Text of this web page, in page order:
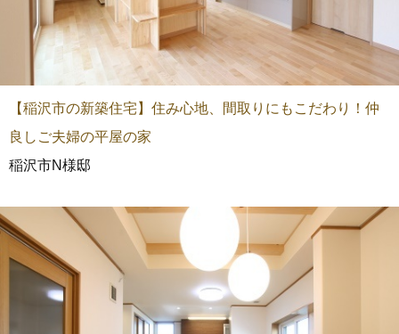
【稲沢市の新築住宅】住み心地、間取りにもこだわり！仲
良しご夫婦の平屋の家
稲沢市N様邸